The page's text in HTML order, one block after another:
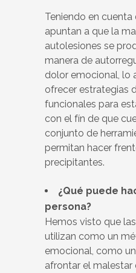
Teniendo en
apuntan a que la
autolesiones se
manera de
dolor emocional, lo
ofrecer estrategias
funcionales para
con el fín de que
conjunto de
permitan hacer
precipitantes.
¿Qué puede
persona?
Hemos visto que
utilizan como un
emocional, como
afrontar el malestar